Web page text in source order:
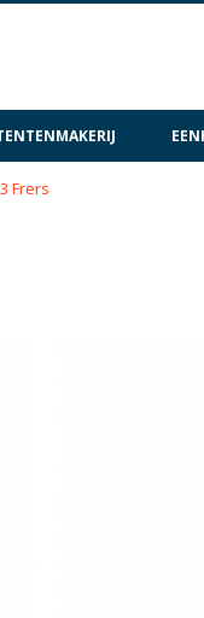
Frers